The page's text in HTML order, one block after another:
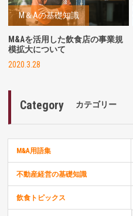
M＆Aの基礎知識
M&Aを活用した飲食店の事業規
模拡大について
2020.3.28
Category カテゴリー
M&A用語集
不動産経営の基礎知識
飲食トピックス